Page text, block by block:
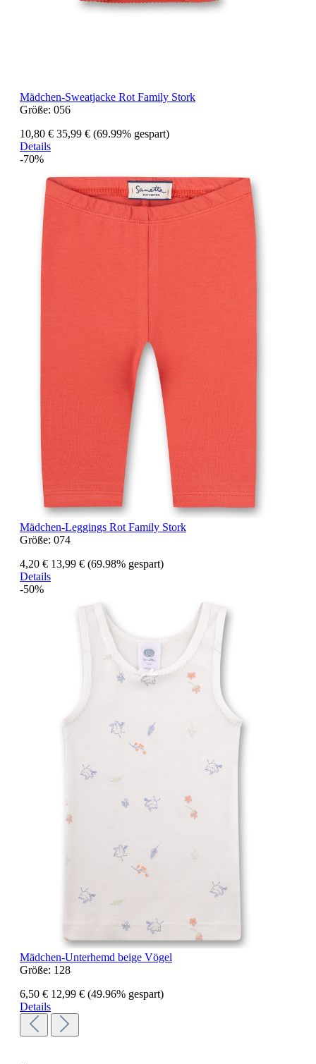
Mädchen-Sweatjacke Rot Family Stork
Größe: 056
10,80 € 35,99 € (69.99% gespart)
Details
-70%
Mädchen-Leggings Rot Family Stork
Größe: 074
4,20 € 13,99 € (69.98% gespart)
Details
-50%
Mädchen-Unterhemd beige Vögel
Größe: 128
6,50 € 12,99 € (49.96% gespart)
Details